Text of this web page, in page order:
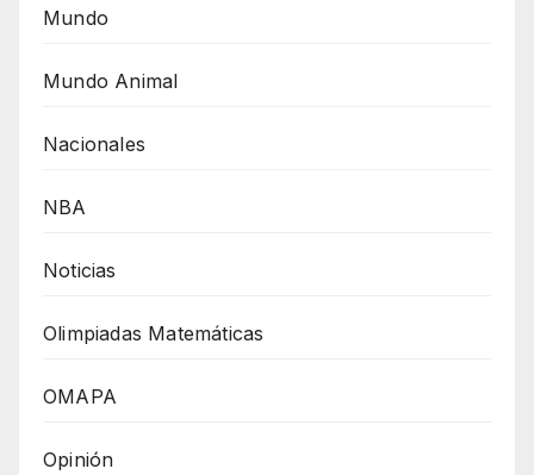
Mundo
Mundo Animal
Nacionales
NBA
Noticias
Olimpiadas Matemáticas
OMAPA
Opinión